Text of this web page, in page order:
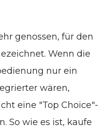
genossen, für den
Wenn die
nur ein
wären,
eine "Top Choice"-
So wie es ist, kaufe